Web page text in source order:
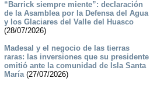
“Barrick siempre miente”: declaración
de la Asamblea por la Defensa del Agua
y los Glaciares del Valle del Huasco
(28/07/2026)
Madesal y el negocio de las tierras
raras: las inversiones que su presidente
omitió ante la comunidad de Isla Santa
María(27/07/2026)